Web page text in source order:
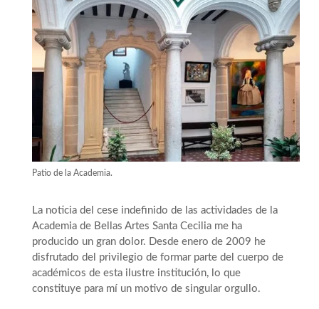
Patio de la Academia.
La noticia del cese indefinido de las actividades de la
Academia de Bellas Artes Santa Cecilia me ha
producido un gran dolor. Desde enero de 2009 he
disfrutado del privilegio de formar parte del cuerpo de
académicos de esta ilustre institución, lo que
constituye para mí un motivo de singular orgullo.